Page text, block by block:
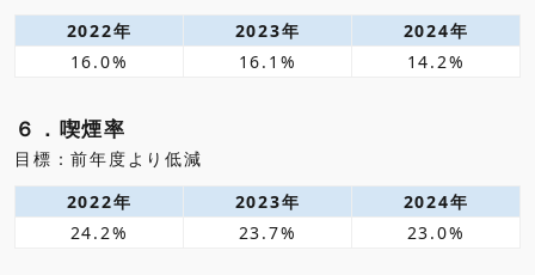
2022年
2023年
2024年
16.0%
16.1% 14.2%
６．喫煙率
目標：前年度より低減
2022年
2023年
2024年
24.2%
23.7% 23.0%